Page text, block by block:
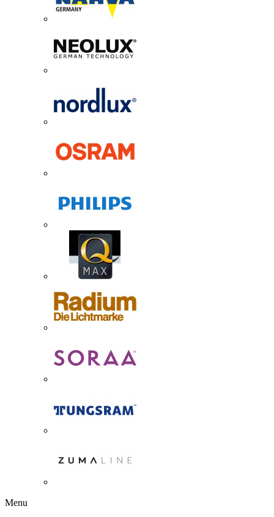
Menu